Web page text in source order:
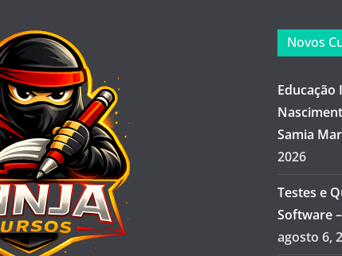
Novos
Samia
2026
Testes e
Software
agosto 6,